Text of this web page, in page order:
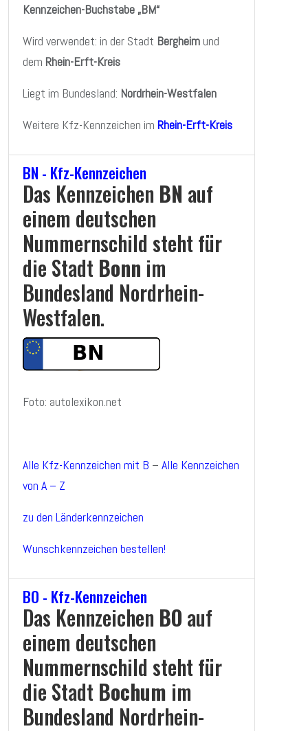
Kennzeichen-Buchstabe „BM“
Wird verwendet: in der Stadt Bergheim und
dem Rhein-Erft-Kreis
Liegt im Bundesland: Nordrhein-Westfalen
Weitere Kfz-Kennzeichen im Rhein-Erft-Kreis
BN - Kfz-Kennzeichen
Das Kennzeichen BN auf
einem deutschen
Nummernschild steht für
die Stadt Bonn im
Bundesland Nordrhein-
Westfalen.
Foto: autolexikon.net
Alle Kfz-Kennzeichen mit B – Alle Kennzeichen
von A – Z
zu den Länderkennzeichen
Wunschkennzeichen bestellen!
BO - Kfz-Kennzeichen
Das Kennzeichen BO auf
einem deutschen
Nummernschild steht für
die Stadt Bochum im
Bundesland Nordrhein-